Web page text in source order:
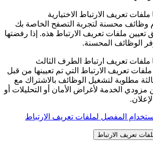
ملفات تعريف الارتباط الاختيارية
وظائف محسنة لتجربة التصفح الخاصة بك
ملفات تعريف الارتباط هذه. إذا رفضتها
الوظائف المحسنة.
ملفات تعريف ارتباط الطرف الثالث
تعريف الارتباط التي تم تعيينها من قبل
مطلوبة لتشغيل الوظائف بالاشتراك مع
مزودي الخدمة لأغراض الأمان أو التحليلات أو
المفصل لملفات تعريف الارتباط
تعريف الارتباط